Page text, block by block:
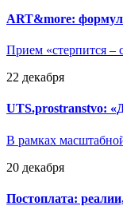
ART&more:
Прием «стерпится –
22 декабря
UTS.prostranstvo:
В рамках
20 декабря
Постоплата: